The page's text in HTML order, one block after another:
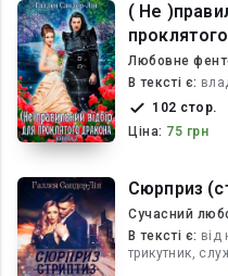
( Не
Любовне
В текcті є:
102 стор.
Ціна: 75 грн
Сюрприз
Сучасний
В текcті є: від
трикутник,